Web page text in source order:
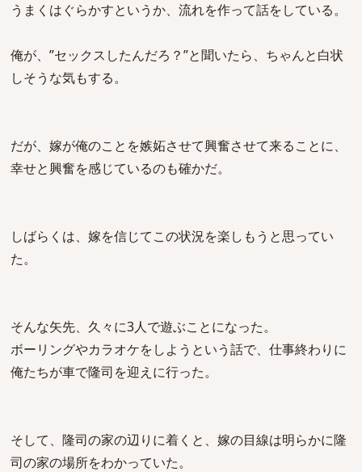
うまくはぐらかすというか、流れを作って話をしている。
俺が、”セックスしたんだろ？”と聞いたら、ちゃんと白状
しそうな気もする。
だが、嫁が俺のことを嫉妬させて興奮させて来ることに、
幸せと興奮を感じているのも確かだ。
しばらくは、嫁を信じてこの状況を楽しもうと思ってい
た。
そんな矢先、久々に3人で遊ぶことになった。
ボーリングやカラオケをしようという話で、仕事終わりに
俺たちが車で隆司を迎えに行った。
そして、隆司の家の辺りに着くと、嫁の目線は明らかに隆
司の家の場所をわかっていた。